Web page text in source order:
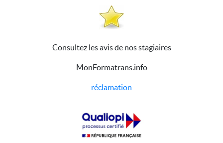
Consultez les avis de nos stagiaires
MonFormatrans.info
réclamation